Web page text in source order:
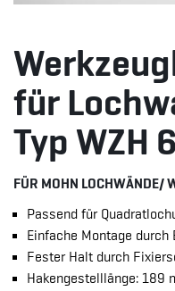
für
Typ WZH
FÜR MOHN LOCHWÄNDE/
Passend für
Einfache Montage durch
Fester Halt durch
Hakengestelllänge: 189